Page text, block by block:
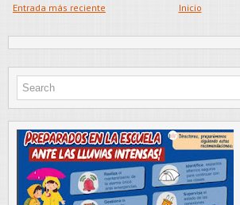
Entrada más reciente Inicio